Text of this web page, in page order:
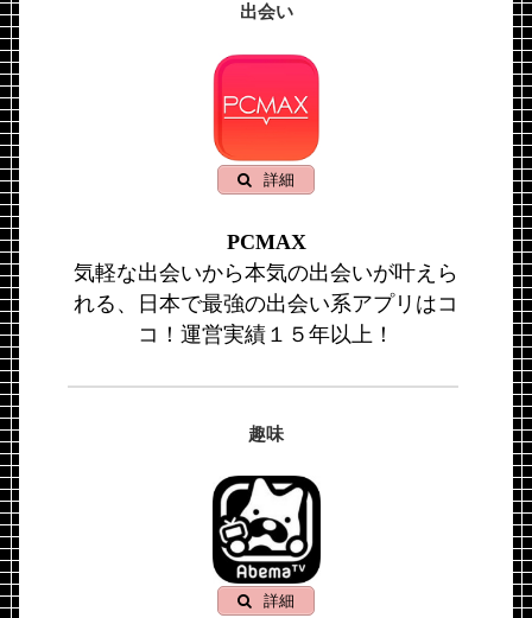
出会い
詳細
PCMAX
気軽な出会いから本気の出会いが叶えら
れる、日本で最強の出会い系アプリはコ
コ！運営実績１５年以上！
趣味
詳細